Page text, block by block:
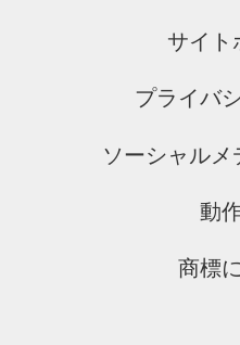
サイト
プライバ
ソーシャル
動
商標